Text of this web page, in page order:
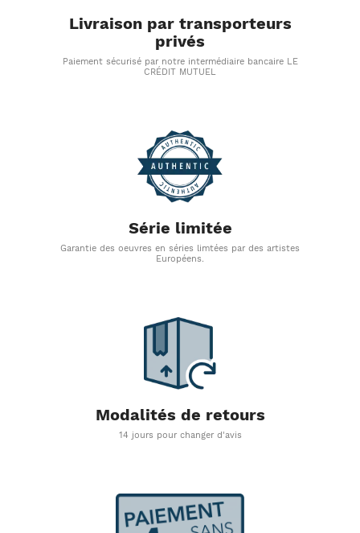
Livraison par transporteurs
privés
Paiement sécurisé par notre intermédiaire bancaire LE
CRÉDIT MUTUEL
Série limitée
Garantie des oeuvres en séries limtées par des artistes
Européens.
Modalités de retours
14 jours pour changer d'avis